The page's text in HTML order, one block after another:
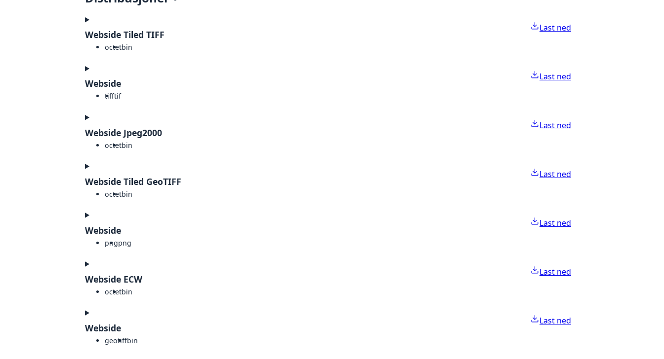
Webside Tiled TIFF
octetbin
Last ned
Webside
tifftif
Last ned
Webside Jpeg2000
octetbin
Last ned
Webside Tiled GeoTIFF
octetbin
Last ned
Webside
pngpng
Last ned
Webside ECW
octetbin
Last ned
Webside
geotiffbin
Last ned